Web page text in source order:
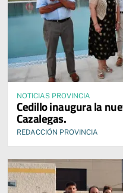
NOTICIAS PROVINCIA
Cedillo inaugura la
Cazalegas.
REDACCIÓN PROVINCIA